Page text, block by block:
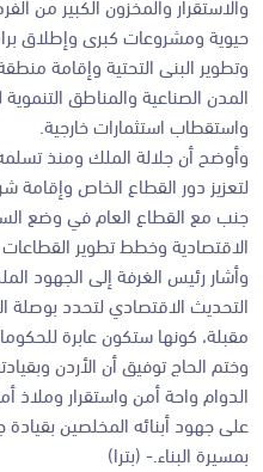
حيوية ومشروعات كبرى وإطلاق
وتطوير البنى التحتية وإقامة
المدن الصناعية والمناطق
واستقطاب استثمارات خارجية.
وأوضح أن جلالة الملك ومنذ
لتعزيز دور القطاع الخاص وإقامة
جنب مع القطاع العام في وضع
الاقتصادية وخطط تطوير
وأشار رئيس الغرفة إلى الجهود
مقبلة، كونها ستكون عابرة
وختم الحاج توفيق أن الأردن
الدوام واحة أمن واستقرار وملاذ
على جهود أبنائه المخلصين بقيادة
بمسيرة البناء.- (بترا)